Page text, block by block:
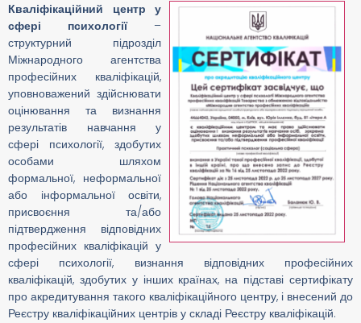
Дізнайся більше
Кваліфікаційний центр у
сфері психології–
структурний підрозділ
Міжнародного агентства
професійних кваліфікацій,
уповноважений здійснювати
оцінювання та визнання
результатів навчання у
сфері психології, здобутих
особами шляхом
формальної, неформальної
або інформальної освіти,
присвоєння та/або
підтвердження відповідних
професійних кваліфікацій у
сфері психології, визнання відповідних професійних
кваліфікацій, здобутих у інших країнах, на підставі сертифікату
про акредитування такого кваліфікаційного центру, і внесений до
Реєстру кваліфікаційних центрів у складі Реєстру кваліфікацій.